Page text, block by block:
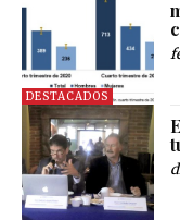
DESTACADOS